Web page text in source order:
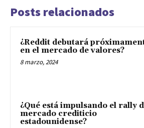
Posts relacionados
¿Reddit debutará
en el mercado de valores?
8 marzo, 2024
¿Qué está impulsando el rally
mercado crediticio
estadounidense?